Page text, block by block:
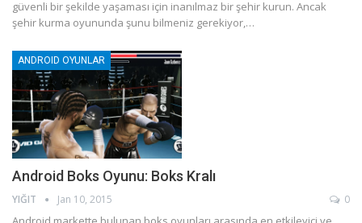
güvenli bir şekilde yaşaması için inanılmaz bir şehir kurun. Ancak
şehir kurma oyununda şunu bilmeniz gerekiyor,…
ANDROID OYUNLAR
Android Boks Oyunu: Boks Kralı
YIĞIT Jan 10, 2015 0